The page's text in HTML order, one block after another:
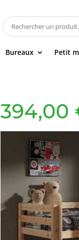
Bureaux Petit
394,00